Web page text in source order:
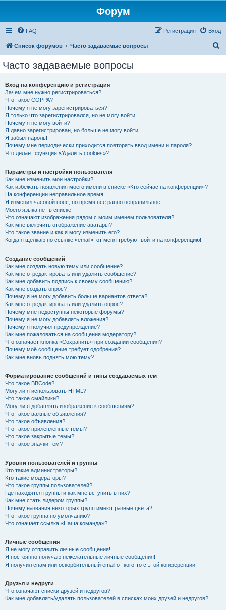
Форум
FAQ Вход
Регистрация
Список форумов Часто задаваемые вопросы
Часто задаваемые вопросы
Вход на конференцию и регистрация
Зачем мне нужно регистрироваться?
Что такое COPPA?
Почему я не могу зарегистрироваться?
Я только что зарегистрировался, но не могу войти!
Почему я не могу войти?
Я давно зарегистрирован, но больше не могу войти!
Я забыл пароль!
Почему мне периодически приходится повторять ввод имени и пароля?
Что делает функция «Удалить cookies»?
Параметры и настройки пользователя
Как мне изменить мои настройки?
Как избежать появления моего имени в списке «Кто сейчас на конференции»?
На конференции неправильное время!
Я изменил часовой пояс, но время всё равно неправильное!
Моего языка нет в списке!
Что означают изображения рядом с моим именем пользователя?
Как мне включить отображение аватары?
Что такое звание и как я могу изменить его?
Когда я щёлкаю по ссылке «email», от меня требуют войти на конференцию!
Создание сообщений
Как мне создать новую тему или сообщение?
Как мне отредактировать или удалить сообщение?
Как мне добавить подпись к своему сообщению?
Как мне создать опрос?
Почему я не могу добавить больше вариантов ответа?
Как мне отредактировать или удалить опрос?
Почему мне недоступны некоторые форумы?
Почему я не могу добавлять вложения?
Почему я получил предупреждение?
Как мне пожаловаться на сообщения модератору?
Что означает кнопка «Сохранить» при создании сообщения?
Почему моё сообщение требует одобрения?
Как мне вновь поднять мою тему?
Форматирование сообщений и типы создаваемых тем
Что такое BBCode?
Могу ли я использовать HTML?
Что такое смайлики?
Могу ли я добавлять изображения к сообщениям?
Что такое важные объявления?
Что такое объявления?
Что такое прилепленные темы?
Что такое закрытые темы?
Что такое значки тем?
Уровни пользователей и группы
Кто такие администраторы?
Кто такие модераторы?
Что такое группы пользователей?
Где находятся группы и как мне вступить в них?
Как мне стать лидером группы?
Почему названия некоторых групп имеют разные цвета?
Что такое группа по умолчанию?
Что означает ссылка «Наша команда»?
Личные сообщения
Я не могу отправить личные сообщения!
Я постоянно получаю нежелательные личные сообщения!
Я получил спам или оскорбительный email от кого-то с этой конференции!
Друзья и недруги
Что означают списки друзей и недругов?
Как мне добавлять/удалять пользователей в списках моих друзей и недругов?